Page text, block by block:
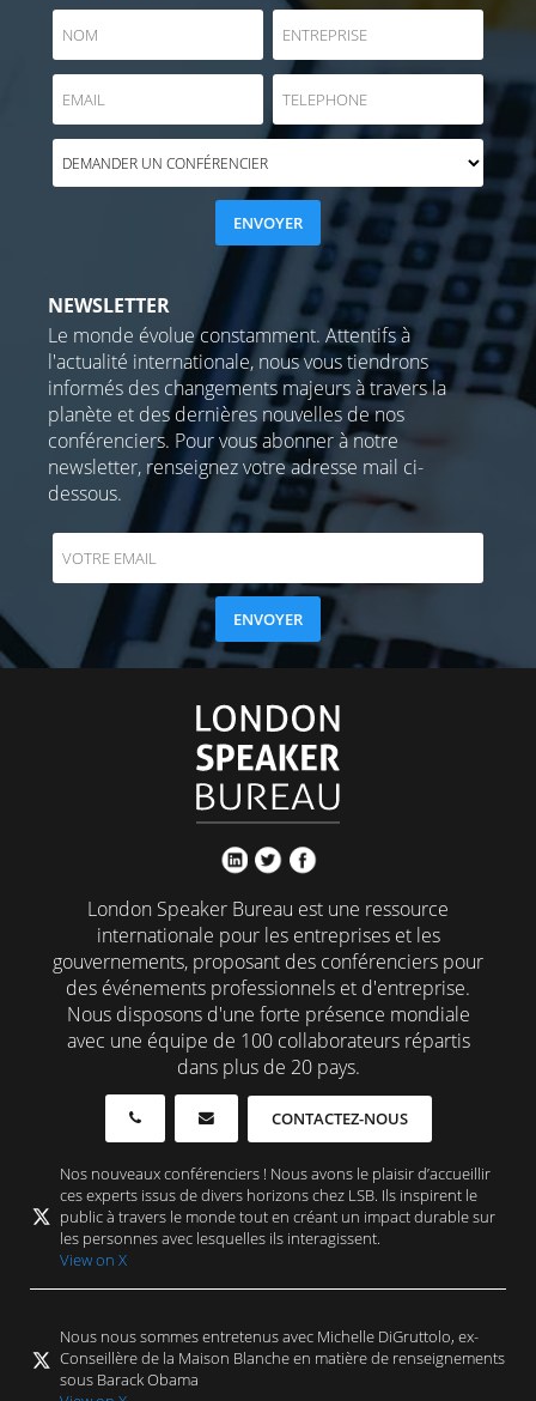
NEWSLETTER
Le monde évolue constamment. Attentifs à
l'actualité internationale, nous vous tiendrons
informés des changements majeurs à travers la
planète et des dernières nouvelles de nos
conférenciers. Pour vous abonner à notre
newsletter, renseignez votre adresse mail ci-
dessous.
London Speaker Bureau est une ressource
internationale pour les entreprises et les
gouvernements, proposant des conférenciers pour
des événements professionnels et d'entreprise.
Nous disposons d'une forte présence mondiale
avec une équipe de 100 collaborateurs répartis
dans plus de 20 pays.
CONTACTEZ-NOUS
Nos nouveaux conférenciers ! Nous avons le plaisir d’accueillir
ces experts issus de divers horizons chez LSB. Ils inspirent le
public à travers le monde tout en créant un impact durable sur
les personnes avec lesquelles ils interagissent.
View on X
Nous nous sommes entretenus avec Michelle DiGruttolo, ex-
Conseillère de la Maison Blanche en matière de renseignements
sous Barack Obama